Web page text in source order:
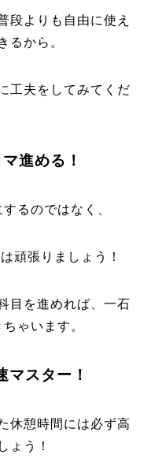
段よりも自由に使え
るから。
工夫をしてみてくだ
進める！
るのではなく、
頑張りましょう！
目を進めれば、一石
ゃいます。
スター！
休憩時間には必ず高
ょう！